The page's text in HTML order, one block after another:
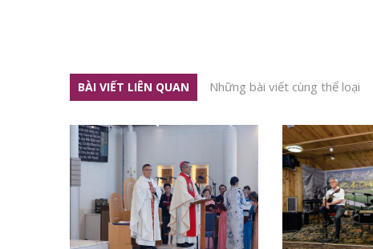
BÀI VIẾT LIÊN QUAN Những bài viết cùng thể loại